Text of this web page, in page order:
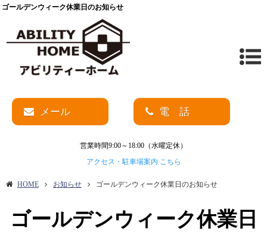
ゴールデンウィーク休業日のお知らせ
メール 電 話
営業時間9:00～18:00（水曜定休）
アクセス・駐車場案内 こちら
HOME お知らせ ゴールデンウィーク休業日のお知らせ
ゴールデンウィーク休業日